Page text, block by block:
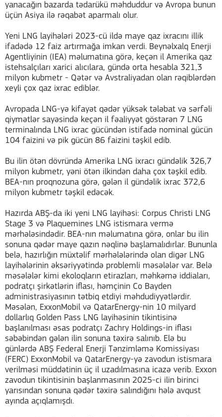
yanacağın bazarda tədarükü məhduddur və Avropa bunun
üçün Asiya ilə rəqabət aparmalı olur.
Yeni LNG layihələri 2023-cü ildə maye qaz ixracını illik
ifadədə 12 faiz artırmağa imkan verdi. Beynəlxalq Enerji
Agentliyinin (IEA) məlumatına görə, keçən il Amerika qaz
istehsalçıları xarici alıcılara, gündə orta hesabla 321,3
milyon kubmetr - Qətər və Avstraliyadan olan rəqiblərdən
xeyli çox qaz ixrac ediblər.
Avropada LNG-yə kifayət qədər yüksək tələbat və sərfəli
qiymətlər sayəsində keçən il fəaliyyət göstərən 7 LNG
terminalında LNG ixrac gücündən istifadə nominal gücün
104 faizini və pik gücün 86 faizini təşkil edib.
Bu ilin ötən dövründə Amerika LNG ixracı gündəlik 326,7
milyon kubmetr, yəni ötən ilkindən daha çox təşkil edib.
BEA-nın proqnozuna görə, gələn il gündəlik ixrac 372,6
milyon kubmetr təşkil edəcək.
Hazırda ABŞ-da iki yeni LNG layihəsi: Corpus Christi LNG
Stage 3 və Plaquemines LNG istismara vermə
mərhələsindədir. BEA-nın məlumatına görə, onlar bu ilin
sonuna qədər maye qazın nəqlinə başlamalıdırlar. Bununla
belə, hazırlığın müxtəlif mərhələlərində olan digər LNG
layihələrinin əksəriyyətində problemli məsələlər var. Belə
məsələlər kimi ekoloqların etirazları, məhkəmə iddiaları,
podratçı şirkətlərin iflası, həmçinin Co Bayden
administrasiyasının tətbiq etdiyi məhdudiyyətlərdir.
Məsələn, ExxonMobil və QatarEnergy-nin 10 milyard
dollarlıq Golden Pass LNG layihəsinin tikintisinə
başlanılması əsas podratçı Zachry Holdings-in iflası
səbəbindən gələn ilin sonuna təxirə salınıb. Elə bu
günlərdə ABŞ Federal Enerji Tənzimləmə Komissiyası
(FERC) ExxonMobil və QatarEnergy-yə zavodun istismara
verilməsi müddətinin üç il uzadılmasına icazə verib. Exxon
zavodun tikintisinin başlanmasının 2025-ci ilin birinci
yarısından sonuna qədər təxirə salındığını hələ avqust
ayında açıqlamışdı.